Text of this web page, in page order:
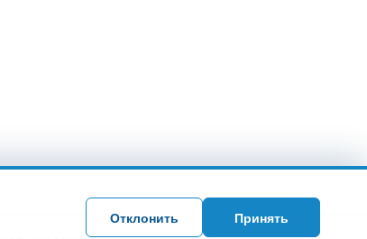
Отклонить Принять